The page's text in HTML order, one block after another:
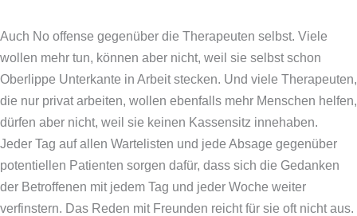
Auch No offense gegenüber die Therapeuten selbst. Viele
wollen mehr tun, können aber nicht, weil sie selbst schon
Oberlippe Unterkante in Arbeit stecken. Und viele Therapeuten,
die nur privat arbeiten, wollen ebenfalls mehr Menschen helfen,
dürfen aber nicht, weil sie keinen Kassensitz innehaben.
Jeder Tag auf allen Wartelisten und jede Absage gegenüber
potentiellen Patienten sorgen dafür, dass sich die Gedanken
der Betroffenen mit jedem Tag und jeder Woche weiter
verfinstern. Das Reden mit Freunden reicht für sie oft nicht aus.